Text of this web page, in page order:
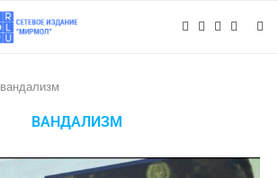
вандализм
ВАНДАЛИЗМ